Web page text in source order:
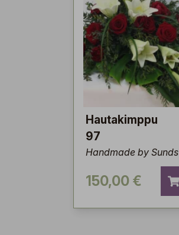
Hautakimppu
97
Handmade by Sunds
150,00 €